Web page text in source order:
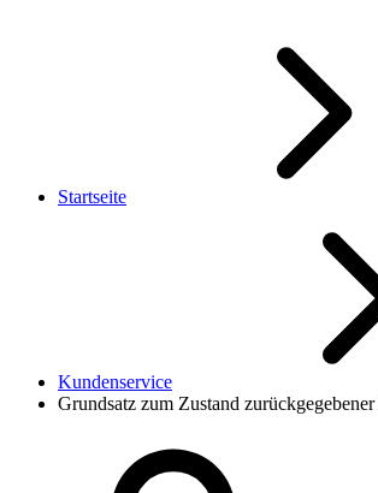
Startseite
Kundenservice
Grundsatz zum Zustand